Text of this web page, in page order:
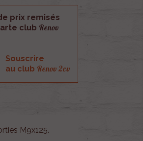
prix remisés
club Renov
Souscrire
au club Renov 2cv
M9x125.